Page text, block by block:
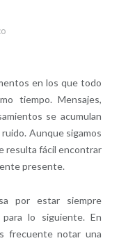
en los que todo
tiempo. Mensajes,
se acumulan
Aunque sigamos
resulta fácil encontrar
presente.
por estar siempre
para lo siguiente. En
frecuente notar una